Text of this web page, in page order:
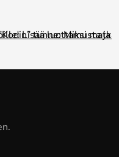
Lisää luottamusta ja
tunne: Miksi